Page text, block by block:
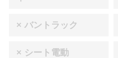
× バントラック
× シート電動